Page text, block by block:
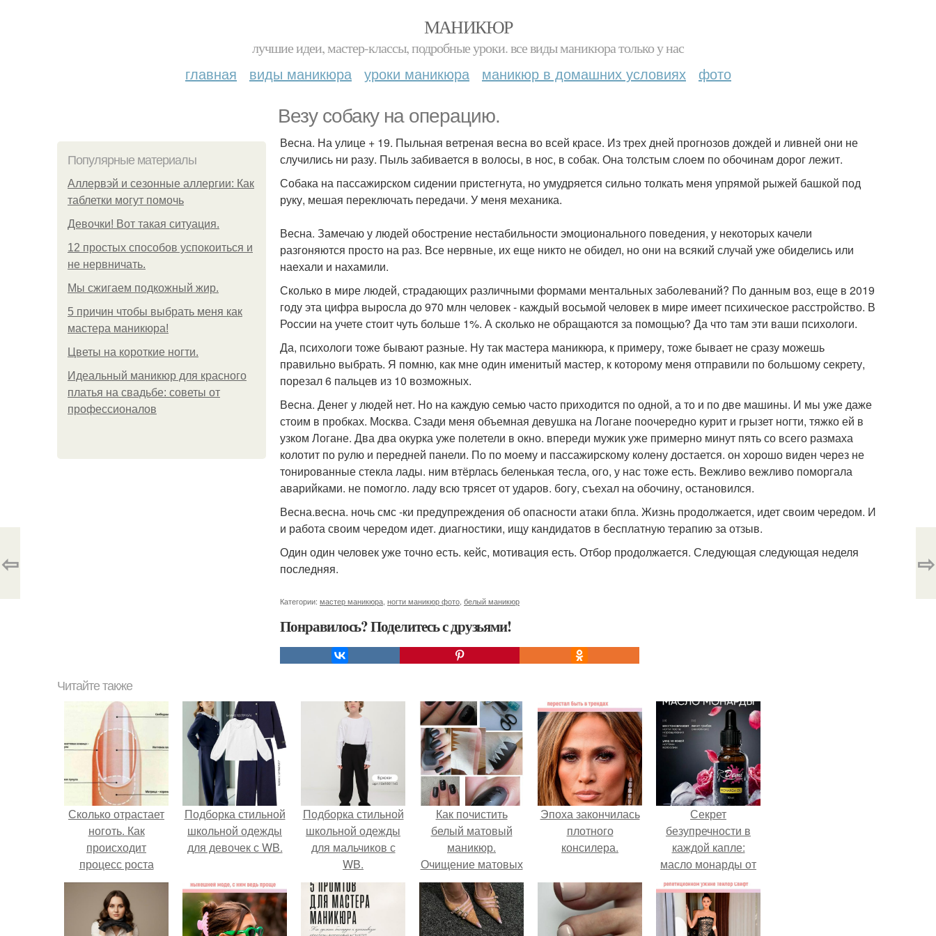
МАНИКЮР
лучшие идеи, мастер-классы, подробные уроки. все виды маникюра только у нас
главная виды маникюра уроки маникюра маникюр в домашних условиях фото
Везу собаку на операцию.
Популярные материалы
Аллервэй и сезонные аллергии: Как
таблетки могут помочь
Девочки! Вот такая ситуация.
12 простых способов успокоиться и
не нервничать.
Мы сжигаем подкожный жир.
5 причин чтобы выбрать меня как
мастера маникюра!
Цветы на короткие ногти.
Идеальный маникюр для красного
платья на свадьбе: советы от
профессионалов
Весна. На улице + 19. Пыльная ветреная весна во всей красе. Из трех дней прогнозов дождей и ливней они не
случились ни разу. Пыль забивается в волосы, в нос, в собак. Она толстым слоем по обочинам дорог лежит.
Собака на пассажирском сидении пристегнута, но умудряется сильно толкать меня упрямой рыжей башкой под
руку, мешая переключать передачи. У меня механика.
Весна. Замечаю у людей обострение нестабильности эмоционального поведения, у некоторых качели
разгоняются просто на раз. Все нервные, их еще никто не обидел, но они на всякий случай уже обиделись или
наехали и нахамили.
Сколько в мире людей, страдающих различными формами ментальных заболеваний? По данным воз, еще в 2019
году эта цифра выросла до 970 млн человек - каждый восьмой человек в мире имеет психическое расстройство. В
России на учете стоит чуть больше 1%. А сколько не обращаются за помощью? Да что там эти ваши психологи.
Да, психологи тоже бывают разные. Ну так мастера маникюра, к примеру, тоже бывает не сразу можешь
правильно выбрать. Я помню, как мне один именитый мастер, к которому меня отправили по большому секрету,
порезал 6 пальцев из 10 возможных.
Весна. Денег у людей нет. Но на каждую семью часто приходится по одной, а то и по две машины. И мы уже даже
стоим в пробках. Москва. Сзади меня объемная девушка на Логане поочередно курит и грызет ногти, тяжко ей в
узком Логане. Два два окурка уже полетели в окно. впереди мужик уже примерно минут пять со всего размаха
колотит по рулю и передней панели. По по моему и пассажирскому колену достается. он хорошо виден через не
тонированные стекла лады. ним втёрлась беленькая тесла, ого, у нас тоже есть. Вежливо вежливо поморгала
аварийками. не помогло. ладу всю трясет от ударов. богу, съехал на обочину, остановился.
Весна.весна. ночь смс -ки предупреждения об опасности атаки бпла. Жизнь продолжается, идет своим чередом. И
и работа своим чередом идет. диагностики, ищу кандидатов в бесплатную терапию за отзыв.
Один один человек уже точно есть. кейс, мотивация есть. Отбор продолжается. Следующая следующая неделя
последняя.
Категории: мастер маникюра ногти маникюр фото белый маникюр
Понравилось? Поделитесь с друзьями!
⇦ ⇨
Читайте также
Сколько отрастает
ноготь. Как
происходит
процесс роста
ногтей
Подборка стильной
школьной одежды
для девочек с WB.
Подборка стильной
школьной одежды
для мальчиков с
WB.
Как почистить
белый матовый
маникюр.
Очищение матовых
ногтей
Эпоха закончилась
плотного
консилера.
Секрет
безупречности в
каждой капле:
масло монарды от
Demi Sweet.